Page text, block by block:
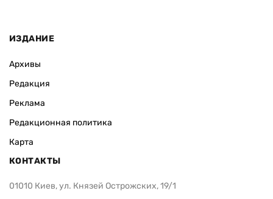
ИЗДАНИЕ
Архивы
Редакция
Реклама
Редакционная политика
Карта
КОНТАКТЫ
01010 Киев, ул. Князей Острожских, 19/1